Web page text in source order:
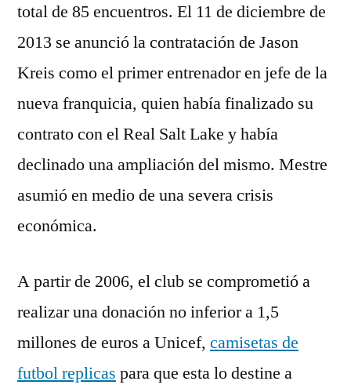
total de 85 encuentros. El 11 de diciembre de
2013 se anunció la contratación de Jason
Kreis como el primer entrenador en jefe de la
nueva franquicia, quien había finalizado su
contrato con el Real Salt Lake y había
declinado una ampliación del mismo. Mestre
asumió en medio de una severa crisis
económica.
A partir de 2006, el club se comprometió a
realizar una donación no inferior a 1,5
millones de euros a Unicef, camisetas de
futbol replicas para que esta lo destine a